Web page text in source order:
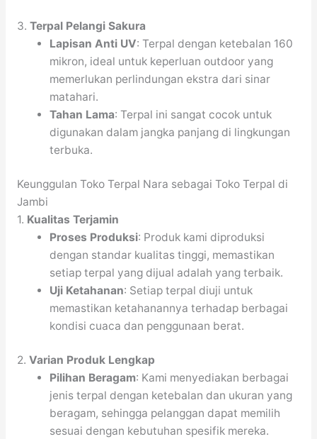
3. Terpal Pelangi Sakura
Lapisan Anti UV: Terpal dengan ketebalan 160
mikron, ideal untuk keperluan outdoor yang
memerlukan perlindungan ekstra dari sinar
matahari.
Tahan Lama: Terpal ini sangat cocok untuk
digunakan dalam jangka panjang di lingkungan
terbuka.
Keunggulan Toko Terpal Nara sebagai Toko Terpal di
Jambi
1. Kualitas Terjamin
Proses Produksi: Produk kami diproduksi
dengan standar kualitas tinggi, memastikan
setiap terpal yang dijual adalah yang terbaik.
Uji Ketahanan: Setiap terpal diuji untuk
memastikan ketahanannya terhadap berbagai
kondisi cuaca dan penggunaan berat.
2. Varian Produk Lengkap
Pilihan Beragam: Kami menyediakan berbagai
jenis terpal dengan ketebalan dan ukuran yang
beragam, sehingga pelanggan dapat memilih
sesuai dengan kebutuhan spesifik mereka.